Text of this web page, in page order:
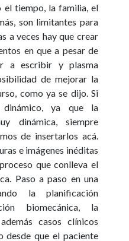
el tiempo, la familia, el
son limitantes para
a veces hay que crear
en que a pesar de
a escribir y plasma
de mejorar la
como ya se dijo. Si
ya que la
dinámica, siempre
de insertarlos acá.
e imágenes inéditas
que conlleva el
Paso a paso en una
la planificación
biomecánica, la
casos clínicos
desde que el paciente